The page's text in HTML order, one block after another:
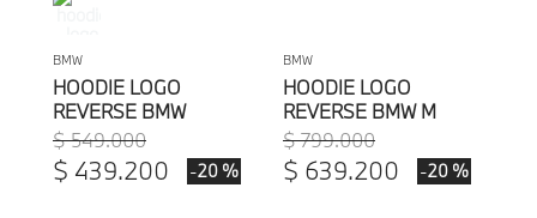
BMW
HOODIE LOGO
REVERSE BMW
UNISEX
$549.000
$ 439.200 -20 %
BMW
HOODIE LOGO
REVERSE BMW M
UNISEX
$799.000
$ 639.200 -20 %